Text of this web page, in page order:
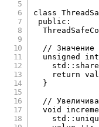
class
public :
// Значение
unsigned
int
    std
::
return
}
//
void
    std
::